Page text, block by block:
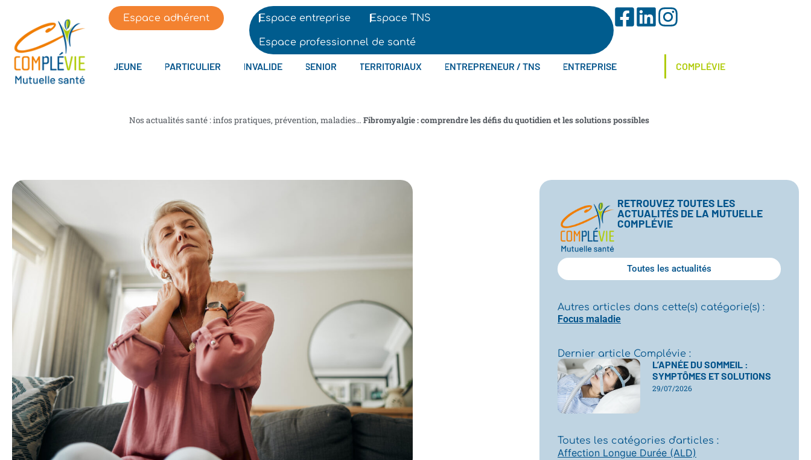
Espace adhérent Espace entreprise Espace TNS
Espace professionnel de santé
JEUNE PARTICULIER INVALIDE SENIOR TERRITORIAUX ENTREPRENEUR / TNS ENTREPRISE COMPLÉVIE
Nos actualités santé : infos pratiques, prévention, maladies… Fibromyalgie : comprendre les défis du quotidien et les solutions possibles
RETROUVEZ TOUTES LES
ACTUALITÉS DE LA MUTUELLE
COMPLÉVIE
Toutes les actualités
Autres articles dans cette(s) catégorie(s) :
Focus maladie
Dernier article Complévie :
L’APNÉE DU SOMMEIL :
SYMPTÔMES ET SOLUTIONS
29/07/2026
Toutes les catégories d'articles :
Affection Longue Durée (ALD)